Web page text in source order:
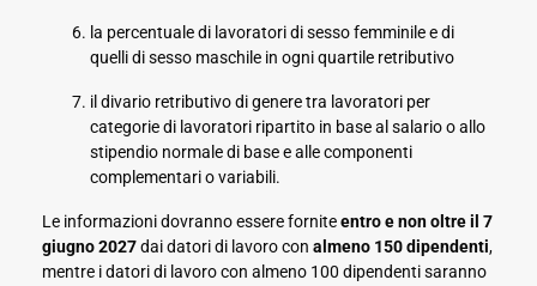
la percentuale di lavoratori di sesso femminile e di
quelli di sesso maschile in ogni quartile retributivo
il divario retributivo di genere tra lavoratori per
categorie di lavoratori ripartito in base al salario o allo
stipendio normale di base e alle componenti
complementari o variabili.
Le informazioni dovranno essere forniteentro e non oltre il 7
giugno 2027dai datori di lavoro con almeno 150 dipendenti,
mentre i datori di lavoro con almeno 100 dipendenti saranno